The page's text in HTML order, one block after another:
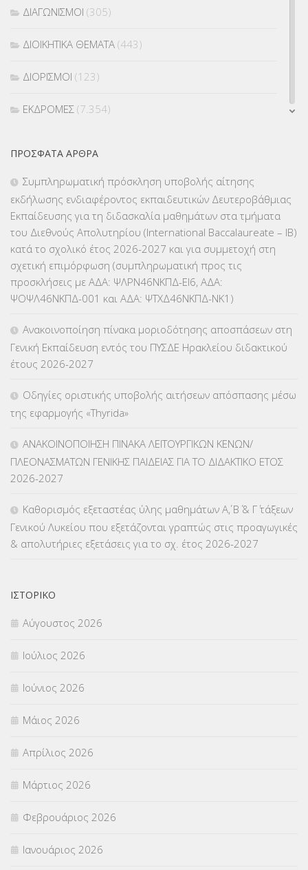
ΔΙΑΓΩΝΙΣΜΟΙ (305)
ΔΙΟΙΚΗΤΙΚΑ ΘΕΜΑΤΑ (443)
ΔΙΟΡΙΣΜΟΙ (123)
ΕΚΔΡΟΜΕΣ (7.354)
ΕΠΙΜΟΡΦΩΣΗ Τ.Π.Ε.(10)
ΕΥΡΩΠΑΪΚΑ ΠΡΟΓΡΑΜΜΑΤΑ(230)
ΚΕΣΥ (60)
ΚΕΣΥΠ(109)
ΚΠγ – ΚΡΑΤΙΚΟ ΠΙΣΤΟΠΟΙΗΤΙΚΟ ΓΛΩΣΣΟΜΑΘΕΙΑΣ(135)
ΚΠπ- ΚΡΑΤΙΚΟ ΠΙΣΤΟΠΟΙΗΤΙΚΟ ΠΛΗΡΟΦΟΡΙΚΗΣ
ΛΟΙΠΑ(309)
ΜΕΤΑΘΕΣΕΙΣ-ΤΟΠΟΘΕΤΗΣΕΙΣ ΒΕΛΤΙΩΣΕΙΣ(319)
ΜΕΤΑΦΟΡΑ ΜΑΘΗΤΩΝ(3)
ΟΙΚΟΝΟΜΙΚΑ ΘΕΜΑΤΑ
Π.Ε.Κ. ΗΡΑΚΛΕΙΟΥ
ΠΑΝΕΛΛΑΔΙΚΕΣ ΕΞΕΤΑΣΕΙΣ
ΠΡΟΚΗΡΥΞΕΙΣ
ΣΕΜΙΝΑΡΙΑ – ΗΜΕΡΙΔΕΣ
ΣΕΠ(50)
ΣΤΕΛΕΧΗ (360)
ΣΥΜΒΟΥΛΕΥΤΙΚΟΣ ΣΤΑΘΜΟΣ ΝΕΩΝ
ΣΥΝΤΑΞΕΙΣ(12)
ΠΡΌΣΦΑΤΑ ΆΡΘΡΑ
Συμπληρωματική πρόσκληση υποβολής αίτησης
εκδήλωσης ενδιαφέροντος εκπαιδευτικών Δευτεροβάθμιας
Εκπαίδευσης για τη διδασκαλία μαθημάτων στα τμήματα
του Διεθνούς Απολυτηρίου (International Baccalaureate – IB)
κατά το σχολικό έτος 2026-2027 και για συμμετοχή στη
σχετική επιμόρφωση (συμπληρωματική προς τις
προσκλήσεις με ΑΔΑ: ΨΛΡΝ46ΝΚΠΔ-ΕΙ6, ΑΔΑ:
ΨΟΨΛ46ΝΚΠΔ-001 και ΑΔΑ: ΨΤΧΔ46ΝΚΠΔ-ΝΚ1)
Ανακοινοποίηση πίνακα μοριοδότησης αποσπάσεων στη
Γενική Εκπαίδευση εντός του ΠΥΣΔΕ Ηρακλείου διδακτικού
έτους 2026-2027
Οδηγίες οριστικής υποβολής αιτήσεων απόσπασης μέσω
της εφαρμογής «Thyrida»
ΑΝΑΚΟΙΝΟΠΟΙΗΣΗ ΠΙΝΑΚΑ ΛΕΙΤΟΥΡΓΙΚΩΝ ΚΕΝΩΝ/
ΠΛΕΟΝΑΣΜΑΤΩΝ ΓΕΝΙΚΗΣ ΠΑΙΔΕΙΑΣ ΓΙΑ ΤΟ ΔΙΔΑΚΤΙΚΟ ΕΤΟΣ
2026-2027
Καθορισμός εξεταστέας ύλης μαθημάτων Α΄, Β΄ & Γ΄ τάξεων
Γενικού Λυκείου που εξετάζονται γραπτώς στις προαγωγικές
& απολυτήριες εξετάσεις για το σχ. έτος 2026-2027
ΙΣΤΟΡΙΚΌ
Αύγουστος 2026
Ιούλιος 2026
Ιούνιος 2026
Μάιος 2026
Απρίλιος 2026
Μάρτιος 2026
Φεβρουάριος 2026
Ιανουάριος 2026